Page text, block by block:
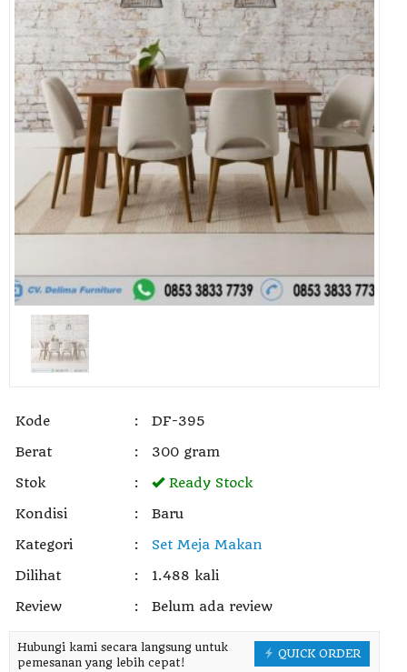
Kode :
DF-395
Berat
:
300 gram
Stok
:
Ready Stock
Kondisi
:
Baru
Kategori
:
Set Meja Makan
Dilihat
:
1.488 kali
Review
: Belum ada review
QUICK ORDER
Hubungi kami secara langsung untuk
pemesanan yang lebih cepat!